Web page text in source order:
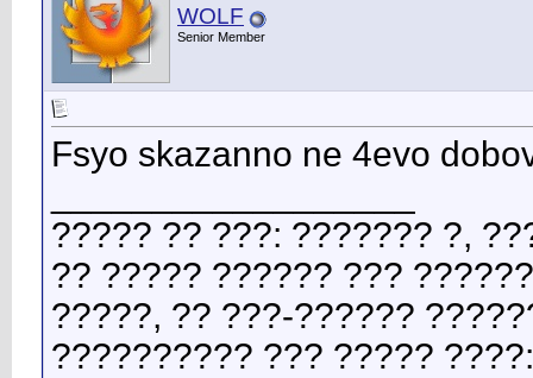
WOLF
Senior Member
Fsyo skazanno ne 4evo
????? ?? ???: ??????? ?,
?? ????? ?????? ???
?????, ?? ???-??????
?????????? ??? ????? ????: